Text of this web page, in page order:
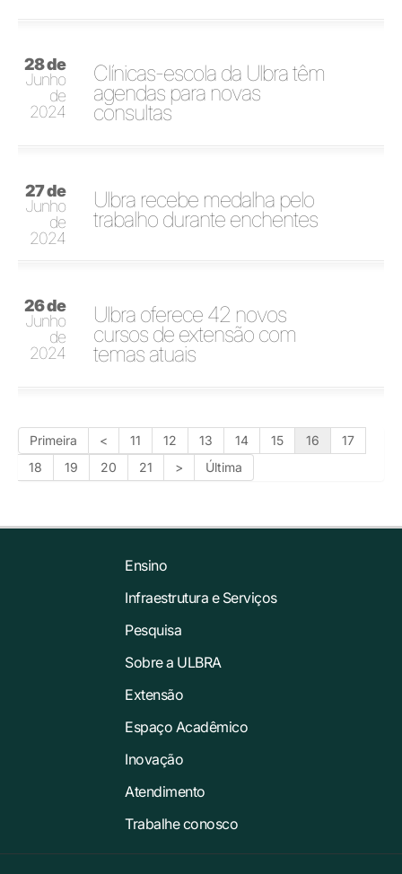
28 de
Junho
de
2024
Clínicas-escola da Ulbra têm
agendas para novas
consultas
27 de
Junho
de
2024
Ulbra recebe medalha pelo
trabalho durante enchentes
26 de
Junho
de
2024
Ulbra oferece 42 novos
cursos de extensão com
temas atuais
Primeira < 11 12 13 14 15 16
17
18
19 20 21 > Última
Ensino
Infraestrutura e Serviços
Pesquisa
Sobre a ULBRA
Extensão
Espaço Acadêmico
Inovação
Atendimento
Trabalhe conosco